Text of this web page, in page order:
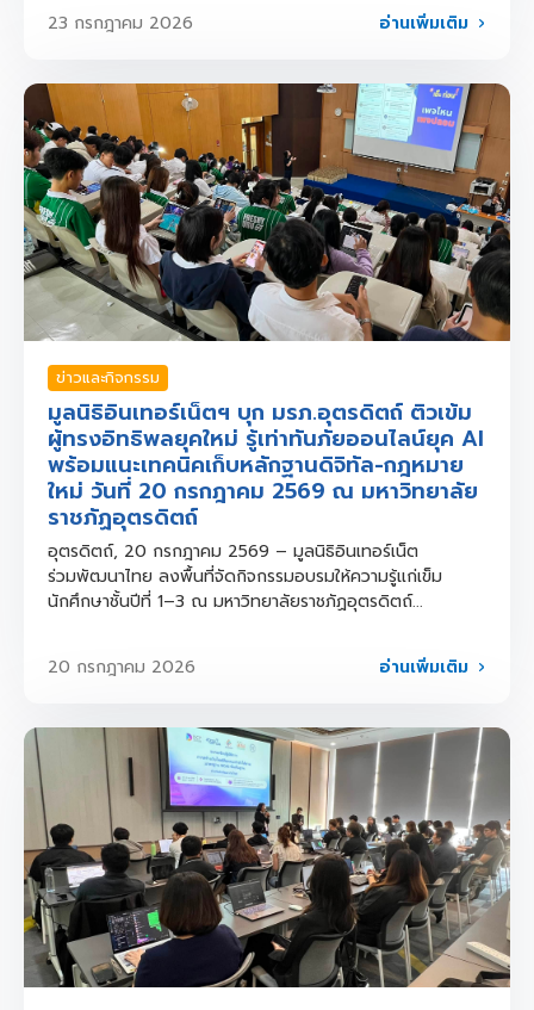
23 กรกฎาคม 2026 อ่านเพิ่มเติม
ข่าวและกิจกรรม
มูลนิธิอินเทอร์เน็ตฯ บุก มรภ.อุตรดิตถ์ ติวเข้ม
ผู้ทรงอิทธิพลยุคใหม่ รู้เท่าทันภัยออนไลน์ยุค AI
พร้อมแนะเทคนิคเก็บหลักฐานดิจิทัล-กฎหมาย
ใหม่ วันที่ 20 กรกฎาคม 2569 ณ มหาวิทยาลัย
ราชภัฏอุตรดิตถ์
อุตรดิตถ์, 20 กรกฎาคม 2569 – มูลนิธิอินเทอร์เน็ต
ร่วมพัฒนาไทย ลงพื้นที่จัดกิจกรรมอบรมให้ความรู้แก่เข็ม
นักศึกษาชั้นปีที่ 1–3 ณ มหาวิทยาลัยราชภัฏอุตรดิตถ์...
20 กรกฎาคม 2026 อ่านเพิ่มเติม